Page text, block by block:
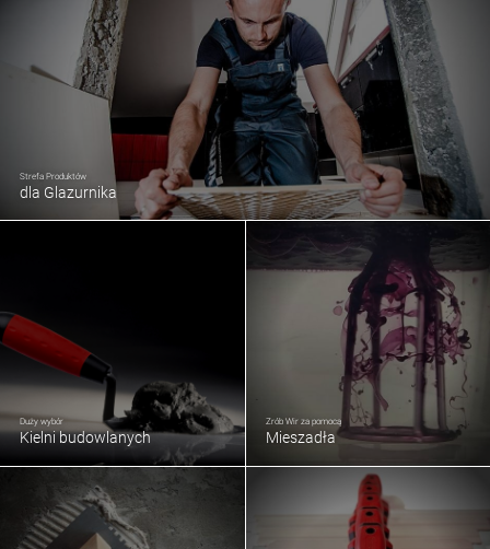
Strefa Produktów
dla Glazurnika
Duży wybór
Kielni budowlanych
Zrób Wir za pomocą
Mieszadła